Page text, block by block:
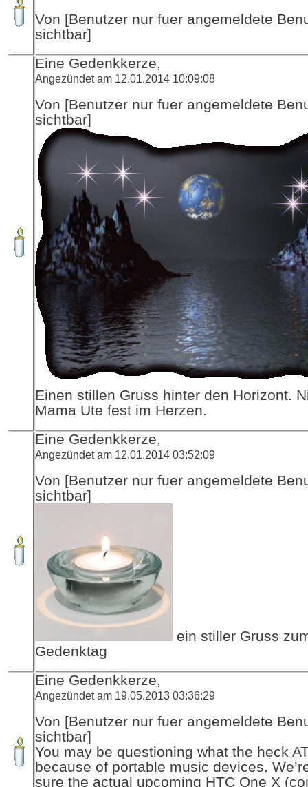
Von [Benutzer nur fuer angemeldete
sichtbar]
Eine Gedenkkerze,
Angezündet am 12.01.2014 10:09:08
Von [Benutzer nur fuer angemeldete
sichtbar]
Einen stillen Gruss hinter den Horizont.
Mama Ute fest im Herzen.
Eine Gedenkkerze,
Angezündet am 12.01.2014 03:52:09
Von [Benutzer nur fuer angemeldete
sichtbar]
ein stiller Gruss
Gedenktag
Eine Gedenkkerze,
Angezündet am 19.05.2013 03:36:29
Von [Benutzer nur fuer angemeldete
sichtbar]
You may be questioning what the heck
because of portable music devices.
sure the actual upcoming HTC One X